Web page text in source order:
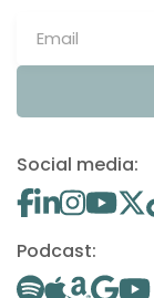
Social media:
Podcast: